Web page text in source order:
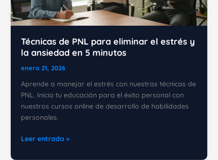
Técnicas de PNL para eliminar el estrés y
la ansiedad en 5 minutos
enero 21, 2026
Aprende a manejar el estrés con nuestras técnicas de
PNL. Inicia tu educación para el éxito personal con
nuestros cursos online de desarrollo de habilidades
personales.
Técnicas
Leer entrada »